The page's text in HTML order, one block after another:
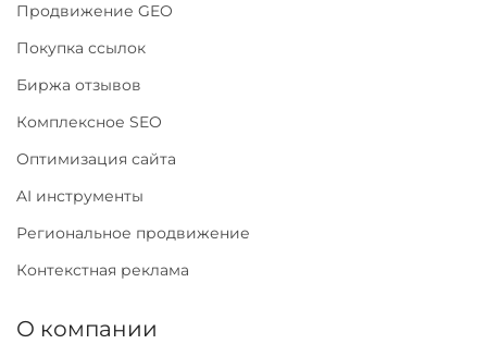
Продвижение GEO
Покупка ссылок
Биржа отзывов
Комплексное SEO
Оптимизация сайта
AI инструменты
Региональное продвижение
Контекстная реклама
О компании